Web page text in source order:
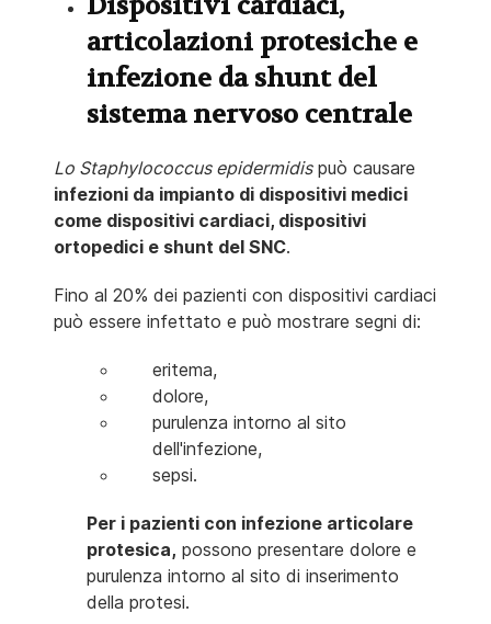
articolazioni protesiche e
infezione da shunt del
sistema nervoso centrale
Lo Staphylococcus epidermidispuò causare
infezioni da impianto di dispositivi medici
come dispositivi cardiaci, dispositivi
ortopedici e shunt del SNC.
Fino al 20% dei pazienti con dispositivi cardiaci
può essere infettato e può mostrare segni di:
eritema,
dolore,
purulenza intorno al sito
dell'infezione,
sepsi.
Per i pazienti con infezione articolare
protesica, possono presentare dolore e
purulenza intorno al sito di inserimento
della protesi.